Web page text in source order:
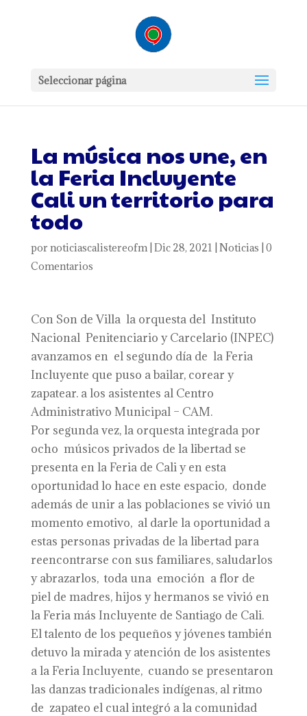
Seleccionar página
La música nos une, en
la Feria Incluyente
Cali un territorio para
todo
por noticiascalistereofm| Dic 28, 2021 Noticias 0
Comentarios
Con Son de Villa la orquesta del Instituto
Nacional Penitenciario y Carcelario (INPEC)
avanzamos en el segundo día de la Feria
Incluyente que puso a bailar, corear y
zapatear. a los asistentes al Centro
Administrativo Municipal – CAM.
Por segunda vez, la orquesta integrada por
ocho músicos privados de la libertad se
presenta en la Feria de Cali y en esta
oportunidad lo hace en este espacio, donde
además de unir a las poblaciones se vivió un
momento emotivo, al darle la oportunidad a
estas personas privadas de la libertad para
reencontrarse con sus familiares, saludarlos
y abrazarlos, toda una emoción a flor de
piel de madres, hijos y hermanos se vivió en
la Feria más Incluyente de Santiago de Cali.
El talento de los pequeños y jóvenes también
detuvo la mirada y atención de los asistentes
a la Feria Incluyente, cuando se presentaron
las danzas tradicionales indígenas, al ritmo
de zapateo el cual integró a la comunidad